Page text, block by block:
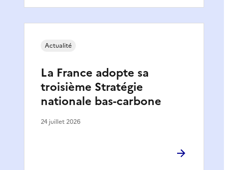
La France adopte sa
troisième Stratégie
nationale bas-carbone
Actualité
24 juillet 2026